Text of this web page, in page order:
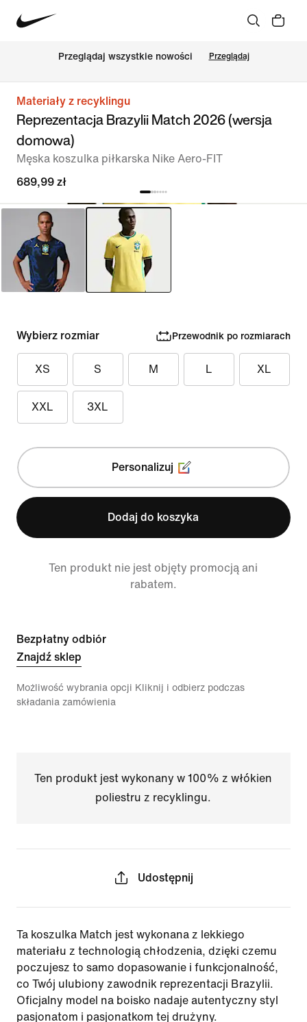
Przeglądaj wszystkie nowości Przeglądaj
Materiały z recyklingu
Reprezentacja Brazylii Match 2026 (wersja
domowa)
Męska koszulka piłkarska Nike Aero-FIT
689,99 zł
Wybierz rozmiar Przewodnik po rozmiarach
XS S M L XL
XXL 3XL
Personalizuj
Dodaj do koszyka
Ten produkt nie jest objęty promocją ani
rabatem.
Bezpłatny odbiór
Znajdź sklep
Możliwość wybrania opcji Kliknij i odbierz podczas
składania zamówienia
Ten produkt jest wykonany w 100% z włókien
poliestru z recyklingu.
Udostępnij
Ta koszulka Match jest wykonana z lekkiego
materiału z technologią chłodzenia, dzięki czemu
poczujesz to samo dopasowanie i funkcjonalność,
co Twój ulubiony zawodnik reprezentacji Brazylii.
Oficjalny model na boisko nadaje autentyczny styl
pasjonatom i pasjonatkom tej drużyny.